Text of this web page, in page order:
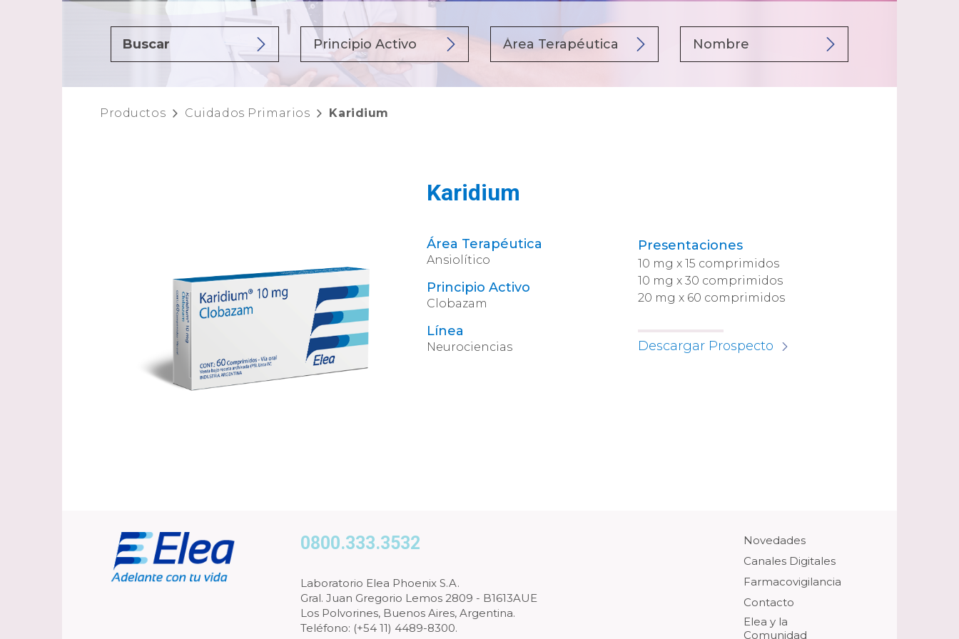
Productos Cuidados Primarios Karidium
Karidium
Área Terapéutica
Ansiolítico
Principio Activo
Clobazam
Línea
Neurociencias
Presentaciones
10 mg x 15 comprimidos
10 mg x 30 comprimidos
20 mg x 60 comprimidos
Descargar Prospecto
0800.333.3532
Laboratorio Elea Phoenix S.A.
Gral. Juan Gregorio Lemos 2809 - B1613AUE
Los Polvorines, Buenos Aires, Argentina.
Teléfono: (+54 11) 4489-8300.
Novedades
Canales Digitales
Farmacovigilancia
Contacto
Elea y la
Comunidad